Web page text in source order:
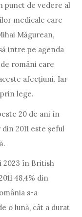
punct de vedere al
medicale care
Măgurean,
intre pe agenda
români care
afecțiuni. Iar
lege.
20 de ani în
2011 este șeful
2023 în British
48,4% din
s-a
o lună, cât a durat